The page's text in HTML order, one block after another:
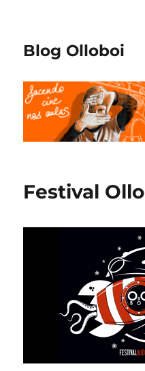
Blog Olloboi
Festival